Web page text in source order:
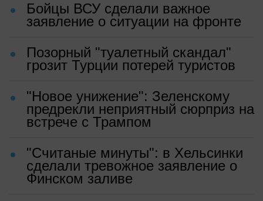
Бойцы ВСУ сделали важное
заявление о ситуации на фронте
Позорный "туалетный скандал"
грозит Турции потерей туристов
"Новое унижение": Зеленскому
предрекли неприятный сюрприз на
встрече с Трампом
"Считаные минуты": в Хельсинки
сделали тревожное заявление о
Финском заливе